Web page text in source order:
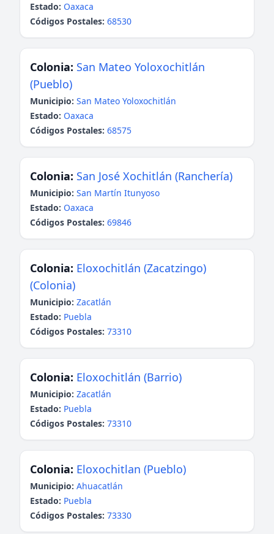
Estado: Oaxaca
Códigos Postales: 68530
Colonia: San Mateo Yoloxochitlán
(Pueblo)
Municipio: San Mateo Yoloxochitlán
Estado: Oaxaca
Códigos Postales: 68575
Colonia: San José Xochitlán (Ranchería)
Municipio: San Martín Itunyoso
Estado: Oaxaca
Códigos Postales: 69846
Colonia: Eloxochitlán (Zacatzingo)
(Colonia)
Municipio: Zacatlán
Estado: Puebla
Códigos Postales: 73310
Colonia: Eloxochitlán (Barrio)
Municipio: Zacatlán
Estado: Puebla
Códigos Postales: 73310
Colonia: Eloxochitlan (Pueblo)
Municipio: Ahuacatlán
Estado: Puebla
Códigos Postales: 73330